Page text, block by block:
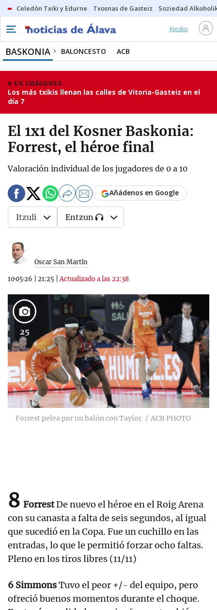
Celedón Txiki y Edurne Txosnas de Gasteiz Soziedad
Kiosko
BASKONIA BALONCESTO ACB
EN IMÁGENES
Los más txikis llenan las calles de Vitoria-Gasteiz en el
día 7
El 1x1 del Kosner Baskonia:
Forrest, el héroe final
Valoración individual de los jugadores de 0 a 10
Oscar San Martín
10·05·26 21:25 |Actualizado a las 22:38
Añádenos en Google
Itzuli Entzun
25
Forrest pelea por un balón con Taylor ACB PHOTO
8 ForrestDe nuevo el héroe en el Roig Arena
con su canasta a falta de seis segundos, al igual
que sucedió en la Copa. Fue un cuchillo en las
entradas, lo que le permitió forzar ocho faltas.
Pleno en los tiros libres (11/11)
6 SimmonsTuvo el peor +/- del equipo, pero
ofreció buenos momentos durante el choque.